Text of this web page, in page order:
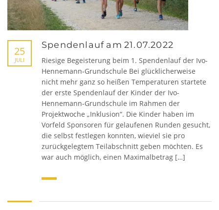
25
JULI
Spendenlauf am 21.07.2022
Riesige Begeisterung beim 1. Spendenlauf der Ivo-
Hennemann-Grundschule Bei glücklicherweise
nicht mehr ganz so heißen Temperaturen startete
der erste Spendenlauf der Kinder der Ivo-
Hennemann-Grundschule im Rahmen der
Projektwoche „Inklusion“. Die Kinder haben im
Vorfeld Sponsoren für gelaufenen Runden gesucht,
die selbst festlegen konnten, wieviel sie pro
zurückgelegtem Teilabschnitt geben möchten. Es
war auch möglich, einen Maximalbetrag […]